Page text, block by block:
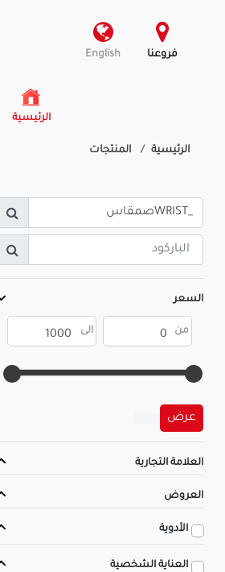
فروعنا English
الرئيسية
(current)
الرئيسية المنتجات
السعر
عرض
العلامة التجارية
العروض
الأدوية
العناية الشخصية